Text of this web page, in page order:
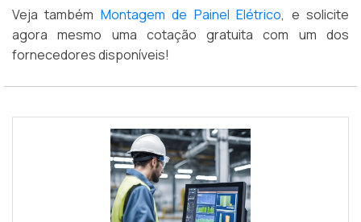
Veja também Montagem de Painel Elétrico, e solicite
agora mesmo uma cotação gratuita com um dos
fornecedores disponíveis!